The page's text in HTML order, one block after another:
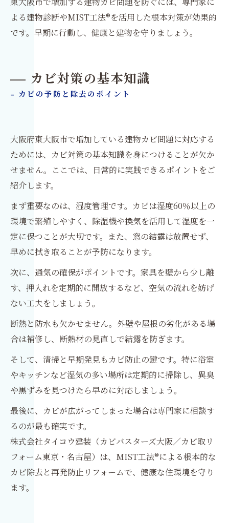
よる建物診断やMIST工法®を活用した根本対策が効果的
です。早期に行動し、健康と建物を守りましょう。
カビ対策の基本知識
- カビの予防と除去のポイント
大阪府東大阪市で増加している建物カビ問題に対応する
ためには、カビ対策の基本知識を身につけることが欠か
せません。ここでは、日常的に実践できるポイントをご
紹介します。
まず重要なのは、湿度管理です。カビは湿度60％以上の
環境で繁殖しやすく、除湿機や換気を活用して湿度を一
定に保つことが大切です。また、窓の結露は放置せず、
早めに拭き取ることが予防になります。
次に、通気の確保がポイントです。家具を壁から少し離
す、押入れを定期的に開放するなど、空気の流れを妨げ
ない工夫をしましょう。
断熱と防水も欠かせません。外壁や屋根の劣化がある場
合は補修し、断熱材の見直しで結露を防ぎます。
そして、清掃と早期発見もカビ防止の鍵です。特に浴室
やキッチンなど湿気の多い場所は定期的に掃除し、異臭
や黒ずみを見つけたら早めに対応しましょう。
最後に、カビが広がってしまった場合は専門家に相談す
るのが最も確実です。
株式会社タイコウ建装（カビバスターズ大阪／カビ取リ
フォーム東京・名古屋）は、MIST工法®による根本的な
カビ除去と再発防止リフォームで、健康な住環境を守り
ます。